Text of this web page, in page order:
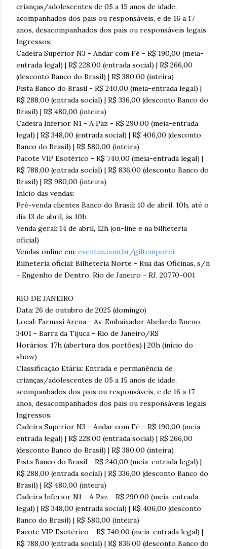
crianças/adolescentes de 05 a 15 anos de idade,
acompanhados dos pais ou responsáveis, e de 16 a 17
anos, desacompanhados dos pais ou responsáveis legais
Ingressos:
Cadeira Superior N3 - Andar com Fé - R$ 190,00 (meia-
entrada legal) | R$ 228,00 (entrada social) | R$ 266,00
(desconto Banco do Brasil) | R$ 380,00 (inteira)
Pista Banco do Brasil - R$ 240,00 (meia-entrada legal) |
R$ 288,00 (entrada social) | R$ 336,00 (desconto Banco do
Brasil) | R$ 480,00 (inteira)
Cadeira Inferior N1 - A Paz - R$ 290,00 (meia-entrada
legal) | R$ 348,00 (entrada social) | R$ 406,00 (desconto
Banco do Brasil) | R$ 580,00 (inteira)
Pacote VIP Esotérico - R$ 740,00 (meia-entrada legal) |
R$ 788,00 (entrada social) | R$ 836,00 (desconto Banco do
Brasil) | R$ 980,00 (inteira)
Início das vendas:
Pré-venda clientes Banco do Brasil: 10 de abril, 10h, até o
dia 13 de abril, às 10h
Venda geral: 14 de abril, 12h (on-line e na bilheteria
oficial)
Vendas online em: eventim.com.br/giltemporei
Bilheteria oficial: Bilheteria Norte - Rua das Oficinas, s/n
- Engenho de Dentro, Rio de Janeiro - RJ, 20770-001
RIO DE JANEIRO
Data: 26 de outubro de 2025 (domingo)
Local: Farmasi Arena - Av. Embaixador Abelardo Bueno,
3401 - Barra da Tijuca - Rio de Janeiro/RS
Horários: 17h (abertura dos portões) | 20h (início do
show)
Classificação Etária: Entrada e permanência de
crianças/adolescentes de 05 a 15 anos de idade,
acompanhados dos pais ou responsáveis, e de 16 a 17
anos, desacompanhados dos pais ou responsáveis legais
Ingressos:
Cadeira Superior N3 - Andar com Fé - R$ 190,00 (meia-
entrada legal) | R$ 228,00 (entrada social) | R$ 266,00
(desconto Banco do Brasil) | R$ 380,00 (inteira)
Pista Banco do Brasil - R$ 240,00 (meia-entrada legal) |
R$ 288,00 (entrada social) | R$ 336,00 (desconto Banco do
Brasil) | R$ 480,00 (inteira)
Cadeira Inferior N1 - A Paz - R$ 290,00 (meia-entrada
legal) | R$ 348,00 (entrada social) | R$ 406,00 (desconto
Banco do Brasil) | R$ 580,00 (inteira)
Pacote VIP Esotérico - R$ 740,00 (meia-entrada legal) |
R$ 788,00 (entrada social) | R$ 836,00 (desconto Banco do